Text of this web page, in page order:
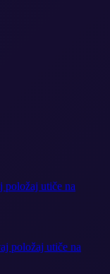
položaj utiče na
položaj utiče na